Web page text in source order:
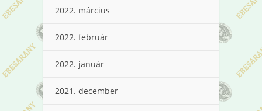
2022. március
2022. február
2022. január
2021. december